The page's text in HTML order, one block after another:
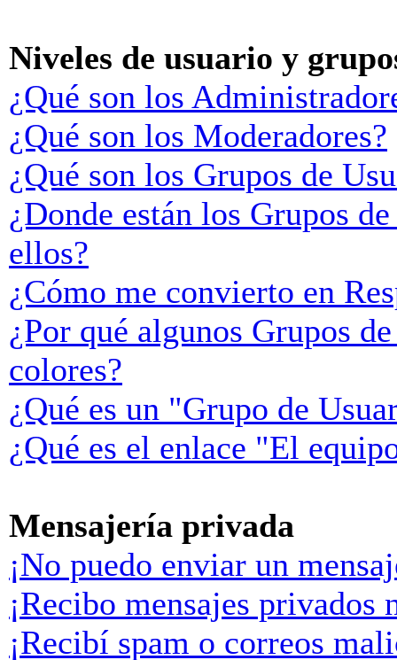
Niveles de usuario y
¿Qué son los
¿Qué son los Moderadores?
¿Qué son los Grupos de
¿Donde están los Grupos
ellos?
¿Cómo me convierto en
¿Por qué algunos Grupos
colores?
¿Qué es un "Grupo de
¿Qué es el enlace "El
Mensajería privada
¡No puedo enviar un
¡Recibo mensajes privados
¡Recibí spam o correos